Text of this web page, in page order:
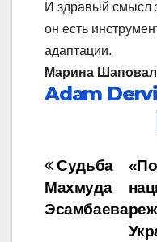
И здравый смысл
он есть
адаптации.
Марина
Adam
по
записям
Судьба
Махмуда
Эсамбаева